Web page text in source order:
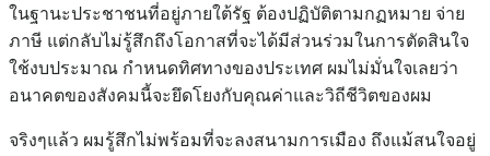
ในฐานะประชาชนที่อยู่ภายใต้รัฐ ต้องปฏิบัติตามกฏหมาย จ่าย
ภาษี แต่กลับไม่รู้สึกถึงโอกาสที่จะได้มีส่วนร่วมในการตัดสินใจ
ใช้งบประมาณ กำหนดทิศทางของประเทศ ผมไม่มั่นใจเลยว่า
อนาคตของสังคมนี้จะยึดโยงกับคุณค่าและวิถีชีวิตของผม
จริงๆแล้ว ผมรู้สึกไม่พร้อมที่จะลงสนามการเมือง ถึงแม้สนใจอยู่